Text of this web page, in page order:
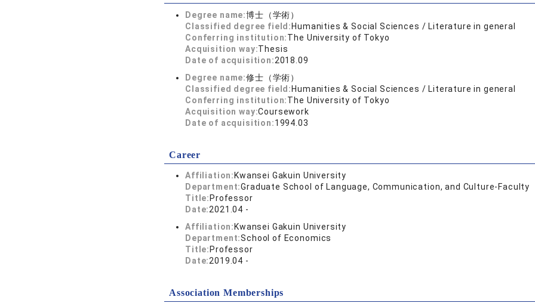
Degree name:博士（学術）
Classified degree field: Humanities & Social Sciences / Literature in general
Conferring institution:The University of Tokyo
Acquisition way:Thesis
Date of acquisition:2018.09
Degree name:修士（学術）
Classified degree field: Humanities & Social Sciences / Literature in general
Conferring institution:The University of Tokyo
Acquisition way:Coursework
Date of acquisition:1994.03
Career
Affiliation: Kwansei Gakuin University
Department:Graduate School of Language, Communication, and Culture-Faculty
Title: Professor
Date:2021.04 -
Affiliation: Kwansei Gakuin University
Department:School of Economics
Title: Professor
Date:2019.04 -
Association Memberships